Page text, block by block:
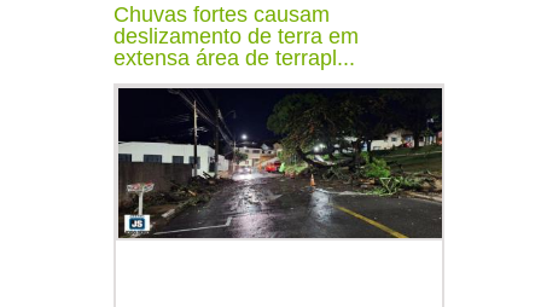
Chuvas fortes causam
deslizamento de terra em
extensa área de terrapl...